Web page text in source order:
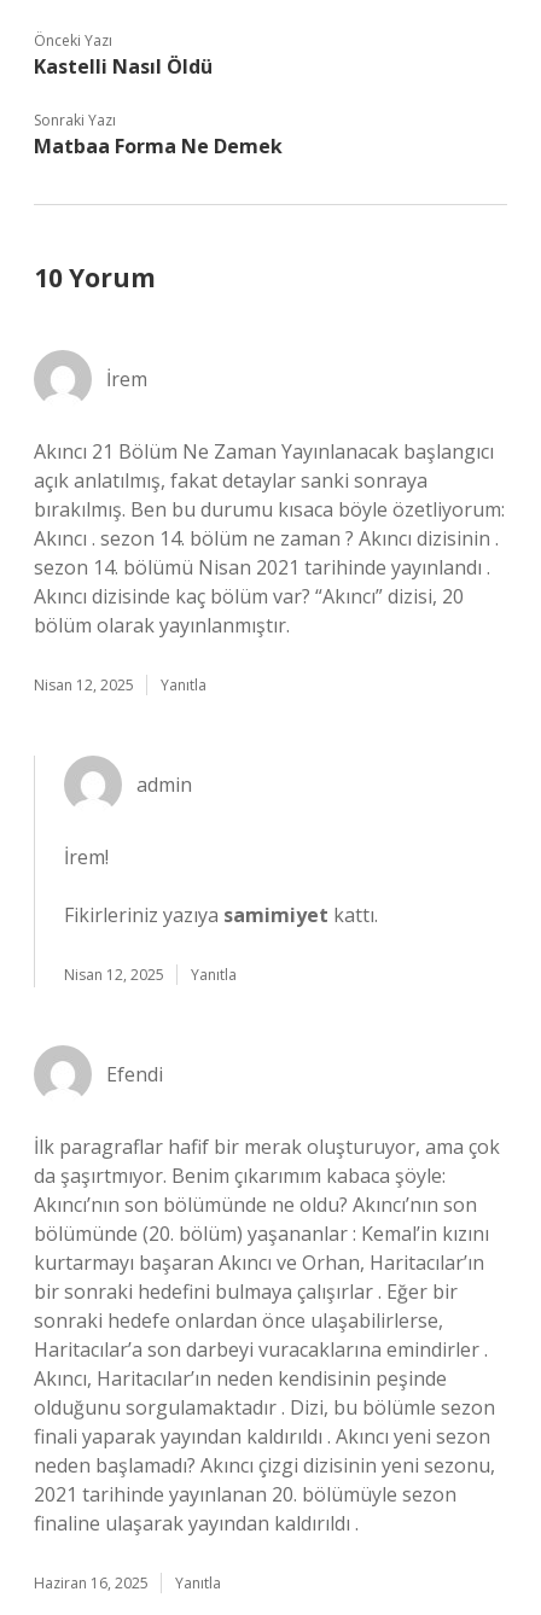
Önceki Yazı
Kastelli Nasıl Öldü
Sonraki Yazı
Matbaa Forma Ne Demek
10 Yorum
İrem
Akıncı 21 Bölüm Ne Zaman Yayınlanacak başlangıcı
açık anlatılmış, fakat detaylar sanki sonraya
bırakılmış. Ben bu durumu kısaca böyle özetliyorum:
Akıncı . sezon 14. bölüm ne zaman ? Akıncı dizisinin .
sezon 14. bölümü Nisan 2021 tarihinde yayınlandı .
Akıncı dizisinde kaç bölüm var? “Akıncı” dizisi, 20
bölüm olarak yayınlanmıştır.
Nisan 12, 2025 Yanıtla
admin
İrem!
Fikirleriniz yazıya samimiyet kattı.
Nisan 12, 2025 Yanıtla
Efendi
İlk paragraflar hafif bir merak oluşturuyor, ama çok
da şaşırtmıyor. Benim çıkarımım kabaca şöyle:
Akıncı’nın son bölümünde ne oldu? Akıncı’nın son
bölümünde (20. bölüm) yaşananlar : Kemal’in kızını
kurtarmayı başaran Akıncı ve Orhan, Haritacılar’ın
bir sonraki hedefini bulmaya çalışırlar . Eğer bir
sonraki hedefe onlardan önce ulaşabilirlerse,
Haritacılar’a son darbeyi vuracaklarına emindirler .
Akıncı, Haritacılar’ın neden kendisinin peşinde
olduğunu sorgulamaktadır . Dizi, bu bölümle sezon
finali yaparak yayından kaldırıldı . Akıncı yeni sezon
neden başlamadı? Akıncı çizgi dizisinin yeni sezonu,
2021 tarihinde yayınlanan 20. bölümüyle sezon
finaline ulaşarak yayından kaldırıldı .
Haziran 16, 2025 Yanıtla